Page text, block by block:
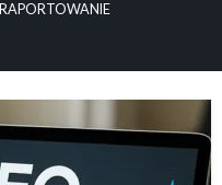
RAPORTOWANIE